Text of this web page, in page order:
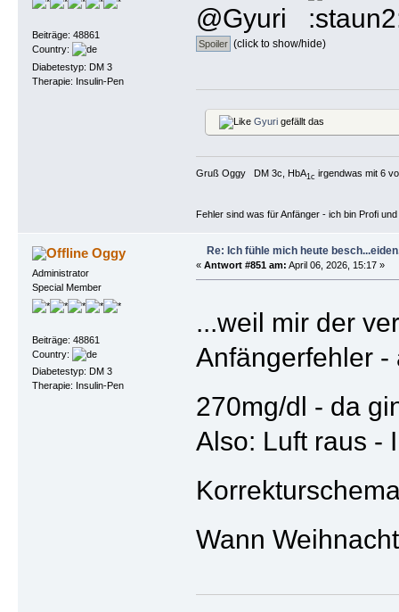
Beiträge: 48861
Country:
Diabetestyp: DM 3
Therapie: Insulin-Pen
@Gyuri
(click to show/hide)
Gyurigefällt das
Gruß Oggy DM 3c, HbA1c irgendwas mit 6
Fehler sind was für Anfänger - ich bin Profi
Oggy
Administrator
Special Member
Beiträge: 48861
Country:
Diabetestyp: DM 3
Therapie: Insulin-Pen
Re: Ich fühle mich heute
« Antwort #851 am: April 06, 2026, 15:17 »
...weil mir der
Anfängerfehler -
270mg/dl - da
Also: Luft raus -
Wann